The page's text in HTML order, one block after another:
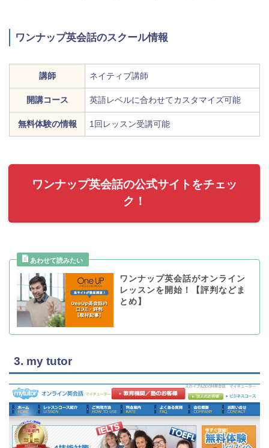
ワンナップ英会話のスクール情報
講師 ネイティブ講師
開講コース 英語レベルに合わせてカスタマイズ可能
無料体験の情報 1回レッスン受講可能
ワンナップ英会話の公式サイトをチェッ
ク！
ワンナップ英会話がオンライン
レッスンを開始！【評判などま
とめ】
3. my tutor